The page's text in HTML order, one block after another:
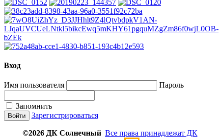
Вход
Имя пользователя Пароль
Запомнить
Зарегистрироваться
©2026 ДК Солнечный Все права принадлежат ДК